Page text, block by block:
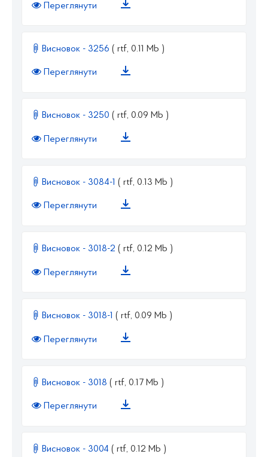
Переглянути
Висновок - 3256 ( rtf, 0.11 Mb )
Переглянути
Висновок - 3250 ( rtf, 0.09 Mb )
Переглянути
Висновок - 3084-1 ( rtf, 0.13 Mb )
Переглянути
Висновок - 3018-2 ( rtf, 0.12 Mb )
Переглянути
Висновок - 3018-1 ( rtf, 0.09 Mb )
Переглянути
Висновок - 3018 ( rtf, 0.17 Mb )
Переглянути
Висновок - 3004 ( rtf, 0.12 Mb )